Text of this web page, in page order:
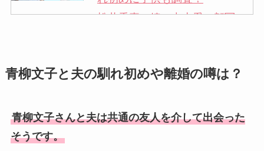
松井秀喜の嫁・中山愛の顔写
申真衣の旦那・工藤けんの現
子供も調査！
青柳文子と夫の馴れ初めや離婚の噂は？
青柳文子さんと夫は共通の友人を介して出会った
そうです。